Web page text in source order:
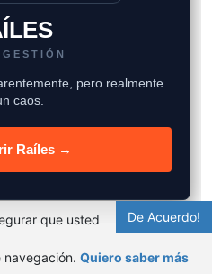
pero realmente
caos.
Raíles →
De Acuerdo!
que usted
navegación. Quiero saber más